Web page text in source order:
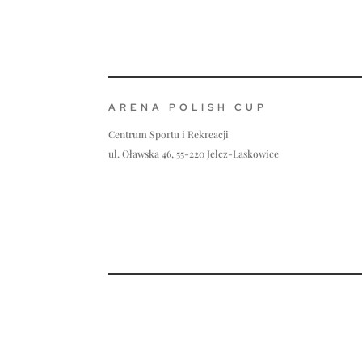
ARENA POLISH CUP
Centrum Sportu i Rekreacji
ul. Oławska 46, 55-220 Jelcz-Laskowice